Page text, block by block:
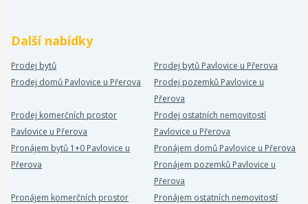
Další nabídky
Prodej bytů
Prodej bytů Pavlovice u Přerova
Prodej domů Pavlovice u Přerova
Prodej pozemků Pavlovice u
Přerova
Prodej komerčních prostor
Pavlovice u Přerova
Prodej ostatních nemovitostí
Pavlovice u Přerova
Pronájem bytů 1+0 Pavlovice u
Přerova
Pronájem domů Pavlovice u Přerova
Pronájem pozemků Pavlovice u
Přerova
Pronájem komerčních prostor
Pronájem ostatních nemovitostí